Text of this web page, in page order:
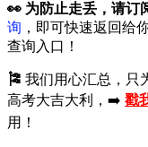
👀 为防止走丢，请订
询 ，即可快速返回给
查询入口！
🎏 我们用心汇总，只
高考大吉大利，➡️ 戳
用！